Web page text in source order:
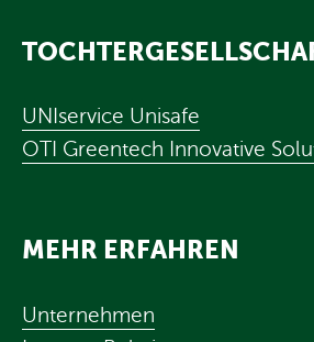
UNIservice Unisafe
OTI Greentech Innovative
MEHR ERFAHREN
Unternehmen